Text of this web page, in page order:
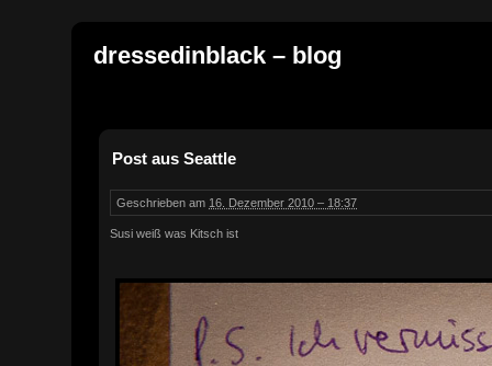
dressedinblack – blog
Post aus Seattle
Geschrieben am 16. Dezember 2010 – 18:37
Susi weiß was Kitsch ist